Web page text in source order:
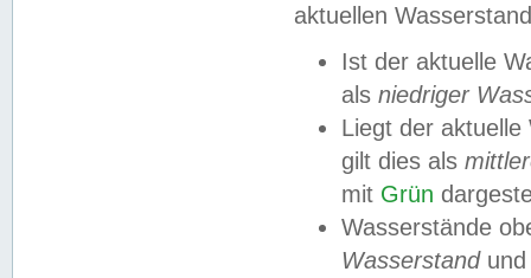
aktuellen
Ist der aktuelle
als niedriger
Liegt der
gilt dies als
mit Grün
Wasserstände
Wasserstandund